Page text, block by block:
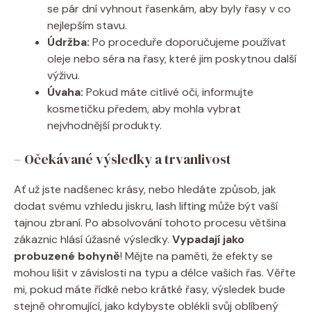
se pár dní vyhnout řasenkám, aby byly řasy v co
nejlepším stavu.
Údržba: Po proceduře doporučujeme používat
oleje nebo séra na řasy, které jim poskytnou další
výživu.
Úvaha: Pokud máte citlivé oči, informujte
kosmetičku předem, aby mohla vybrat
nejvhodnější produkty.
– Očekávané výsledky a trvanlivost
Ať už jste nadšenec krásy, nebo hledáte způsob, jak
dodat svému vzhledu jiskru, lash lifting může být vaší
tajnou zbraní. Po absolvování tohoto procesu většina
zákaznic hlásí úžasné výsledky. Vypadají jako
probuzené bohyně! Mějte na paměti, že efekty se
mohou lišit v závislosti na typu a délce vašich řas. Věřte
mi, pokud máte řídké nebo krátké řasy, výsledek bude
stejně ohromující, jako kdybyste oblékli svůj oblíbený